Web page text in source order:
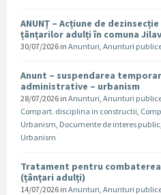
ANUNȚ – Acțiune de
țânțarilor adulți în comuna
30/07/2026 in Anunturi, Anunturi
Anunt – suspendarea
administrative – urbanism
28/07/2026 in Anunturi, Anunturi
Compart. disciplina in constructii,
Urbanism, Documente de interes public,
Urbanism
Tratament pentru
(țânțari adulți)
14/07/2026 in Anunturi, Anunturi